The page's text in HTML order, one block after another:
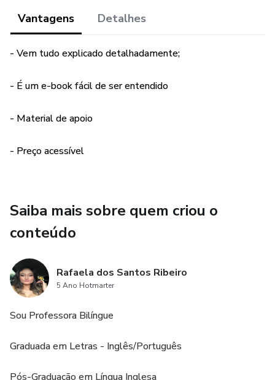
Vantagens Detalhes
- Vem tudo explicado detalhadamente;
- É um e-book fácil de ser entendido
- Material de apoio
- Preço acessível
Saiba mais sobre quem criou o
conteúdo
Rafaela dos Santos Ribeiro
5 Ano Hotmarter
Sou Professora Bilíngue
Graduada em Letras - Inglês/Português
Pós-Graduação em Língua Inglesa